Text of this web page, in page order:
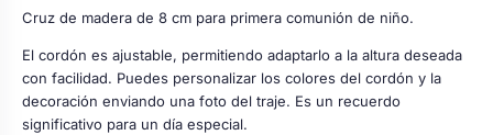
Cruz de madera de 8 cm para primera comunión de niño.
El cordón es ajustable, permitiendo adaptarlo a la altura deseada
con facilidad. Puedes personalizar los colores del cordón y la
decoración enviando una foto del traje. Es un recuerdo
significativo para un día especial.